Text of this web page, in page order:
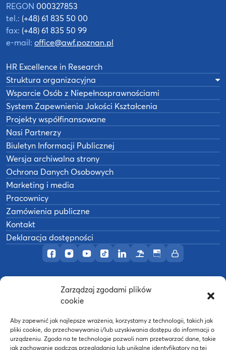
Zarządzaj zgodami plików
cookie
Aby zapewnić jak najlepsze wrażenia, korzystamy z technologii, takich jak
pliki cookie, do przechowywania i/lub uzyskiwania dostępu do informacji o
urządzeniu. Zgoda na te technologie pozwoli nam przetwarzać dane, takie
jak zachowanie podczas przeglądania lub unikalne identyfikatory na tej
Profil AWF Poznań w serwisie Facebook
Profil AWF Poznań w serwisie Instagram
Profil AWF Poznań w serwisie YouTube
Profil AWF Poznań w serwisie
Profil AWF Poznań w
OśrodekBiuletynIntranet
REGON 000327853
tel.: (+48) 61 835 50 00
fax: (+48) 61 835 50 99
e-mail: office@awf.poznan.pl
HR Excellence in Research
Struktura organizacyjna
Wsparcie Osób z Niepełnosprawnościami
System Zapewnienia Jakości Kształcenia
Projekty współfinansowane
Nasi Partnerzy
Biuletyn Informacji Publicznej
Wersja archiwalna strony
Ochrona Danych Osobowych
Marketing i media
Pracownicy
Zamówienia publiczne
Kontakt
Deklaracja dostępności
Akademia Wychowania Fizycznego w
Wykonanie:nFinity.pl